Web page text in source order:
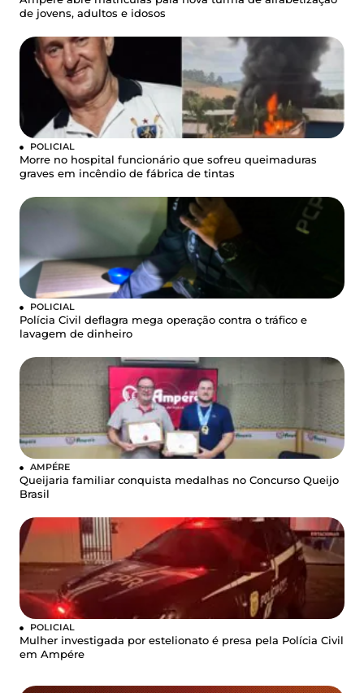
de jovens, adultos e idosos
POLICIAL
Morre no hospital funcionário que sofreu queimaduras
graves em incêndio de fábrica de tintas
POLICIAL
Polícia Civil deflagra mega operação contra o tráfico e
lavagem de dinheiro
AMPÉRE
Queijaria familiar conquista medalhas no Concurso Queijo
Brasil
POLICIAL
Mulher investigada por estelionato é presa pela Polícia Civil
em Ampére